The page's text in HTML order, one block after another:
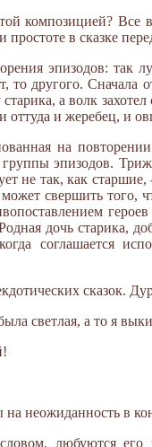
композицией?
простоте в сказке
эпизодов: так
то другого.
а волк
оттуда и жеребец, и
на
эпизодов.
не так, как старшие,
свершить того,
дочь старика,
соглашается
сказок.
светлая, а то я
на неожиданность в
любуются